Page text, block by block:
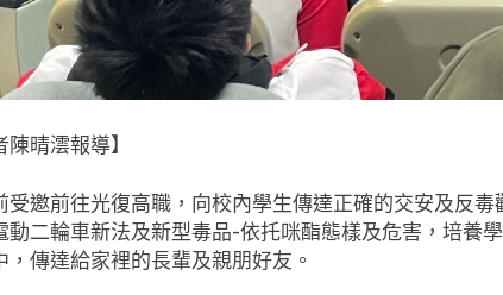
陳晴澐報導】
受邀前往光復高職，向校內學生傳達正確的交安及反
動二輪車新法及新型毒品-依托咪酯態樣及危害，培養
，傳達給家裡的長輩及親朋好友。